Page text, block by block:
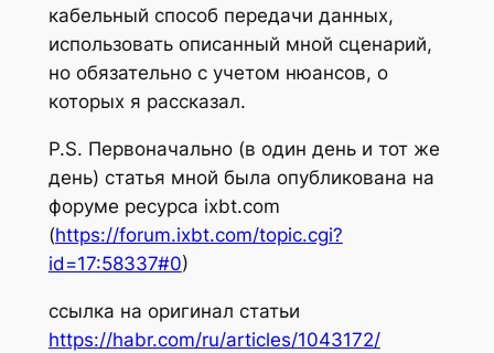
кабельный способ передачи данных,
использовать описанный мной сценарий,
но обязательно с учетом нюансов, о
которых я рассказал.
P.S. Первоначально (в один день и тот же
день) статья мной была опубликована на
форуме ресурса ixbt.com
(https://forum.ixbt.com/topic.cgi?
id=17:58337#0)
ссылка на оригинал статьи
https://habr.com/ru/articles/1043172/